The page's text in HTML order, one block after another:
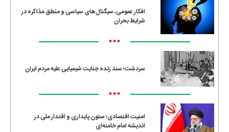
افکار عمومی، سیگنال‌های سیاسی و منطق مذاکره در
شرایط بحران
•••
سردشت؛ سند زنده جنایت شیمیایی علیه مردم ایران
•••
امنیت اقتصادی؛ ستون پایداری و اقتدار ملی در
اندیشه امام خامنه‌ای